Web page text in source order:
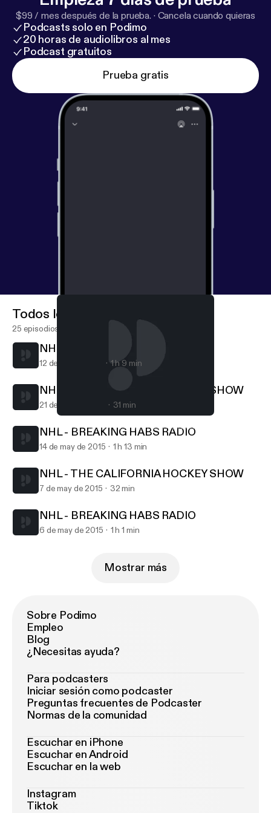
Visitwww.hockeythisweek.com [http://www.hockey
thisweek.com]
$99 / mes después de la prueba. · Cancela cuando quieras
Podcasts solo en Podimo
20 horas de audiolibros al mes
Podcast gratuitos
Prueba gratis
HTW2 - Hockey This Week Radio Network
Todos los episodios
25 episodios
NHL - THE RED LINE
12 de abr de 2016 1 h 9 min
NHL - THE CALIFORNIA HOCKEY SHOW
21 de may de 2015 31 min
NHL - BREAKING HABS RADIO
14 de may de 2015 1 h 13 min
NHL - THE CALIFORNIA HOCKEY SHOW
7 de may de 2015 32 min
NHL - BREAKING HABS RADIO
6 de may de 2015 1 h 1 min
Mostrar más
Sobre Podimo
Empleo
Blog
¿Necesitas ayuda?
Para podcasters
Iniciar sesión como podcaster
Preguntas frecuentes de Podcaster
Normas de la comunidad
Escuchar en iPhone
Escuchar en Android
Escuchar en la web
Instagram
Tiktok